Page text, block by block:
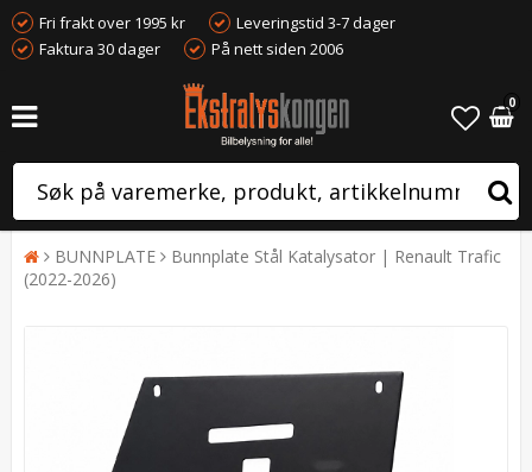
Fri frakt over 1995 kr
Leveringstid 3-7 dager
Faktura 30 dager
På nett siden 2006
0
BUNNPLATE
Bunnplate Stål Katalysator | Renault Trafic
(2022-2026)